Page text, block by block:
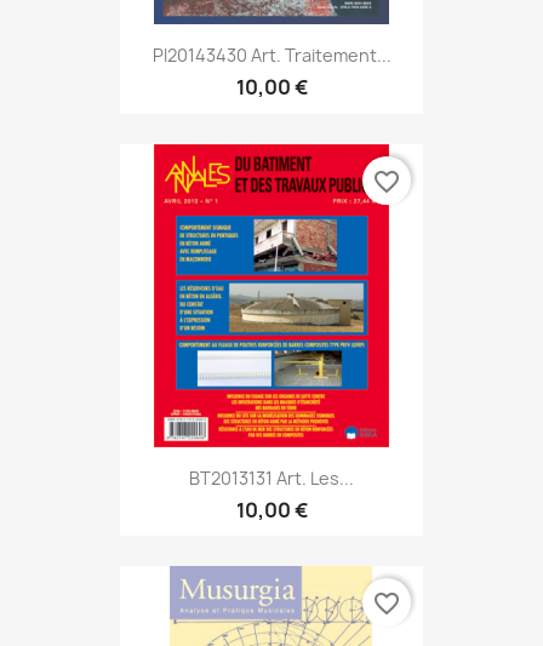
PI20143430 Art. Traitement...
10,00 €
BT2013131 Art. Les...
10,00 €
favorite_border
favorite_border